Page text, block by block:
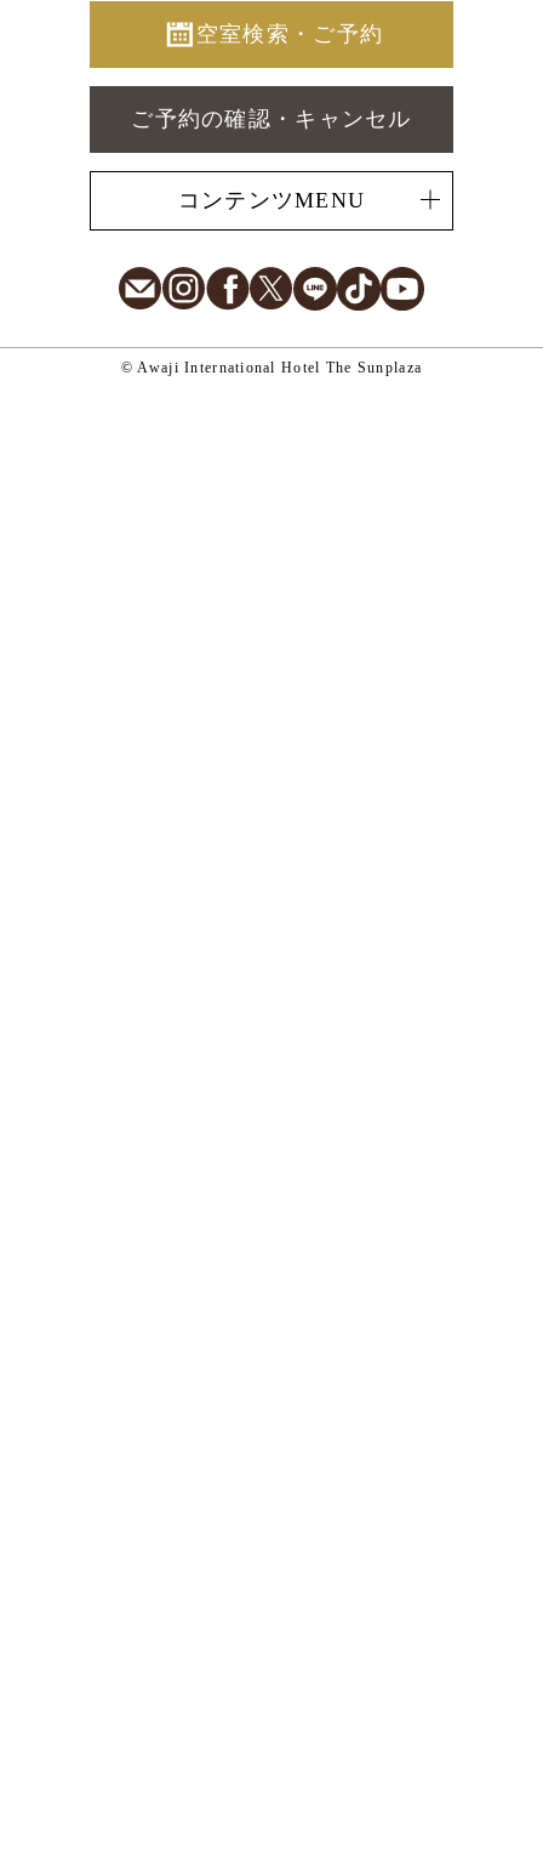
空室検索・ご予約
ご予約の確認・キャンセル
コンテンツMENU
E-MailInstagramFacebook
X LINETikTok
© Awaji International Hotel The Sunplaza